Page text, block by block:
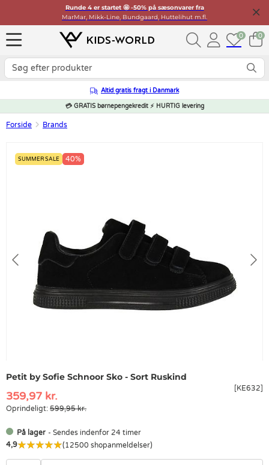
Runde 4 er startet 🤩 -50% på sæsonvarer fra
MarMar, Mikk-Line, Bundgaard, Huttelihut m.fl.
0 0
Altid gratis fragt i Danmark
💳 GRATIS børnepengekredit ⚡ HURTIG levering
Forside Brands
SUMMER SALE 40%
Petit by Sofie Schnoor Sko - Sort Ruskind
[KE632]
359,97 kr.
Oprindeligt: 599,95 kr.
På lager - Sendes indenfor 24 timer
4,9
(12500 shopanmeldelser)